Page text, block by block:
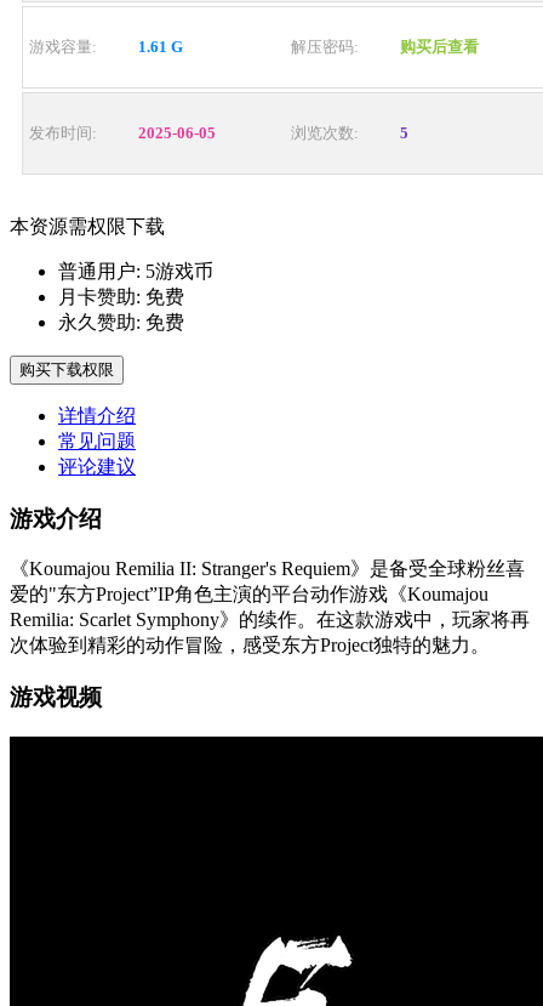
游戏容量: 1.61 G 解压密码: 购买后查看
发布时间: 2025-06-05 浏览次数: 5
本资源需权限下载
普通用户: 5游戏币
月卡赞助: 免费
永久赞助: 免费
购买下载权限
详情介绍
常见问题
评论建议
游戏介绍
《Koumajou Remilia II: Stranger's Requiem》是备受全球粉丝喜
爱的"东方Project”IP角色主演的平台动作游戏《Koumajou
Remilia: Scarlet Symphony》的续作。在这款游戏中，玩家将再
次体验到精彩的动作冒险，感受东方Project独特的魅力。
游戏视频